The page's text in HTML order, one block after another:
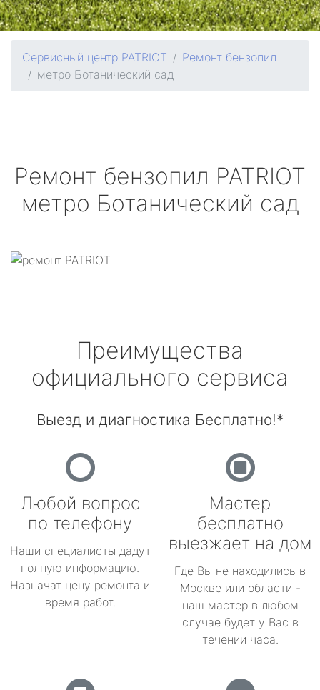
Сервисный центр PATRIOT
Ремонт бензопил
метро Ботанический сад
Ремонт бензопил PATRIOT
метро Ботанический сад
Преимущества
официального сервиса
Выезд и диагностика Бесплатно!*
Любой вопрос
по телефону
Наши специалисты дадут
полную информацию.
Назначат цену ремонта и
время работ.
Мастер
бесплатно
выезжает на дом
Где Вы не находились в
Москве или области -
наш мастер в любом
случае будет у Вас в
течении часа.